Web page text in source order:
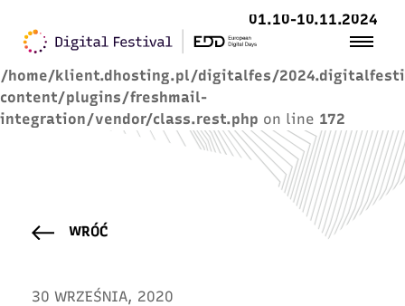
Warning : Trying to access array offset on value of
type null in
/home/klient.dhosting.pl/digitalfes/
content/plugins/freshmail-
integration/vendor/class.rest.php on line 172
01.10-10.11.2024
WRÓĆ
30 WRZEŚNIA, 2020